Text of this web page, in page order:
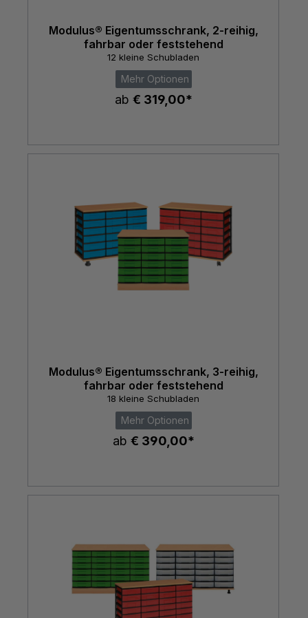
Modulus® Eigentumsschrank, 2-reihig,
fahrbar oder feststehend
12 kleine Schubladen
Mehr Optionen
ab € 319,00*
Modulus® Eigentumsschrank, 3-reihig,
fahrbar oder feststehend
18 kleine Schubladen
Mehr Optionen
ab € 390,00*